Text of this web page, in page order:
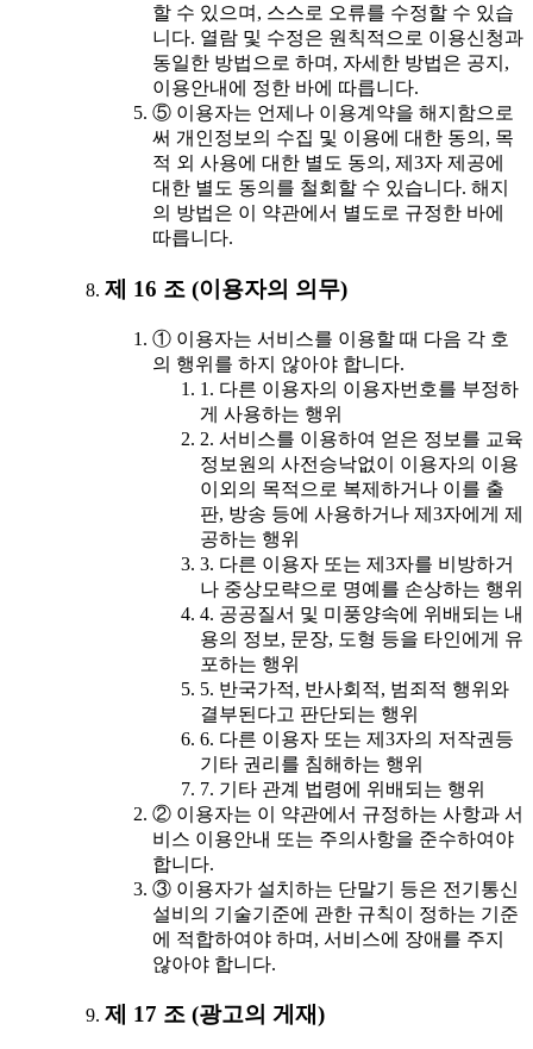
할 수 있으며, 스스로 오류를 수정할 수 있습
니다. 열람 및 수정은 원칙적으로 이용신청과
동일한 방법으로 하며, 자세한 방법은 공지,
이용안내에 정한 바에 따릅니다.
⑤ 이용자는 언제나 이용계약을 해지함으로
써 개인정보의 수집 및 이용에 대한 동의, 목
적 외 사용에 대한 별도 동의, 제3자 제공에
대한 별도 동의를 철회할 수 있습니다. 해지
의 방법은 이 약관에서 별도로 규정한 바에
따릅니다.
제 16 조 (이용자의 의무)
① 이용자는 서비스를 이용할 때 다음 각 호
의 행위를 하지 않아야 합니다.
1. 다른 이용자의 이용자번호를 부정하
게 사용하는 행위
2. 서비스를 이용하여 얻은 정보를 교육
정보원의 사전승낙없이 이용자의 이용
이외의 목적으로 복제하거나 이를 출
판, 방송 등에 사용하거나 제3자에게 제
공하는 행위
3. 다른 이용자 또는 제3자를 비방하거
나 중상모략으로 명예를 손상하는 행위
4. 공공질서 및 미풍양속에 위배되는 내
용의 정보, 문장, 도형 등을 타인에게 유
포하는 행위
5. 반국가적, 반사회적, 범죄적 행위와
결부된다고 판단되는 행위
6. 다른 이용자 또는 제3자의 저작권등
기타 권리를 침해하는 행위
7. 기타 관계 법령에 위배되는 행위
② 이용자는 이 약관에서 규정하는 사항과 서
비스 이용안내 또는 주의사항을 준수하여야
합니다.
③ 이용자가 설치하는 단말기 등은 전기통신
설비의 기술기준에 관한 규칙이 정하는 기준
에 적합하여야 하며, 서비스에 장애를 주지
않아야 합니다.
제 17 조 (광고의 게재)